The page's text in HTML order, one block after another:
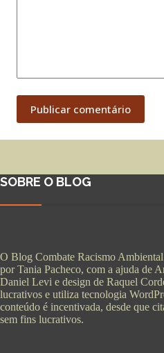
Publicar comentário
SOBRE O BLOG
O Blog Combate Racismo
por Tania Pacheco, com a ajuda de
Daniel Levi e design de Raquel
lucrativos e utiliza tecnologia
conteúdo é incentivada, desde que
sem fins lucrativos.